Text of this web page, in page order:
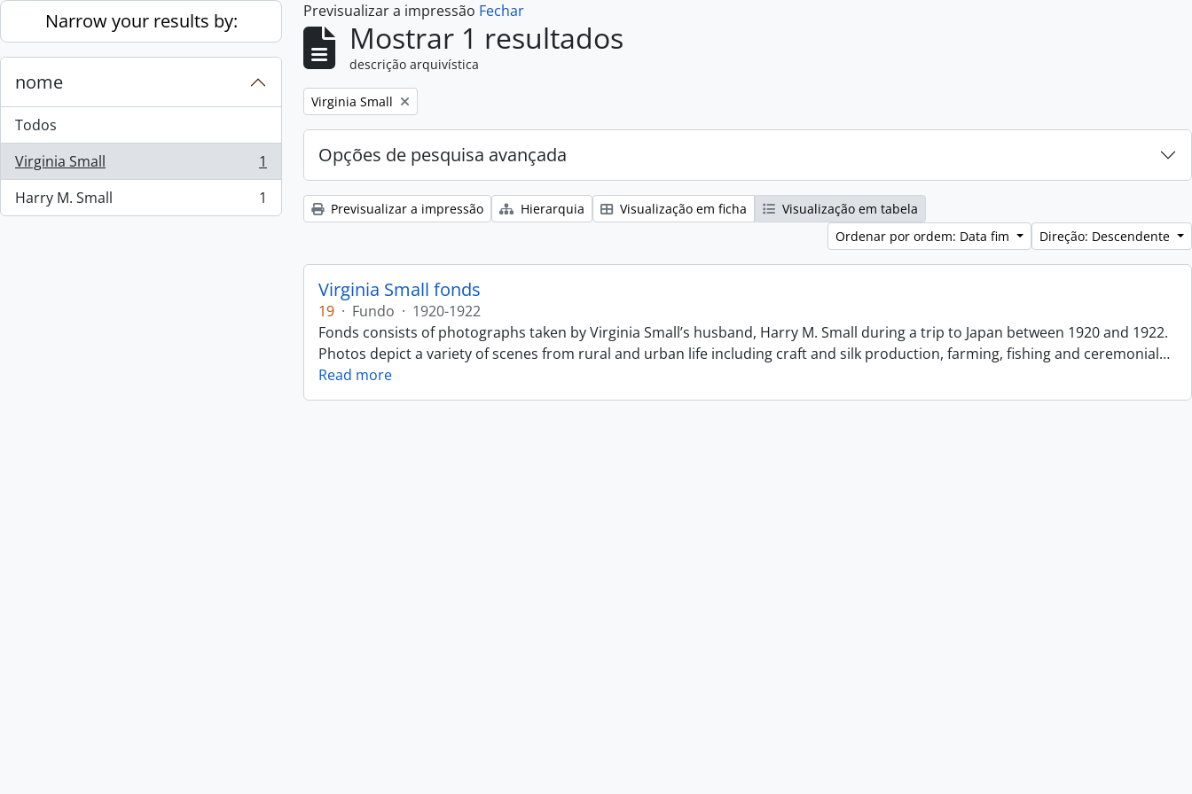
Skip to main content
Narrow your results by:
nome
Todos
Virginia Small
, 1 resultados
1
Harry M. Small
, 1 resultados 1
Previsualizar a impressão Fechar
Mostrar 1 resultados
descrição arquivística
Remove filter:
Virginia Small
Opções de pesquisa avançada
Previsualizar a impressão Hierarquia Visualização em ficha
Visualização em tabela
Ordenar por ordem: Data fim
Direção: Descendente
Virginia Small fonds
19 · Fundo · 1920-1922
Fonds consists of photographs taken by Virginia Small’s husband, Harry M. Small during a trip to Japan between 1920 and 1922.
Photos depict a variety of scenes from rural and urban life including craft and silk production, farming, fishing and ceremonial…
Read more